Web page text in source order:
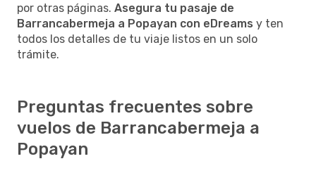
por otras páginas. Asegura tu pasaje de
Barrancabermeja a Popayan con eDreams y ten
todos los detalles de tu viaje listos en un solo
trámite.
Preguntas frecuentes sobre
vuelos de Barrancabermeja a
Popayan